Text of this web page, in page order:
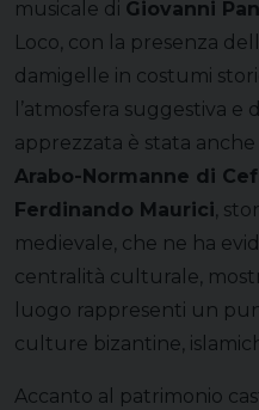
musicale di Giovanni
Loco, con la presenza
damigelle in costumi
l’atmosfera suggestiva e
apprezzata è stata anche
Arabo-Normanne di
Ferdinando Maurici,
medievale, che ne ha
centralità culturale,
luogo rappresenti un
culture bizantine,
Accanto al patrimonio